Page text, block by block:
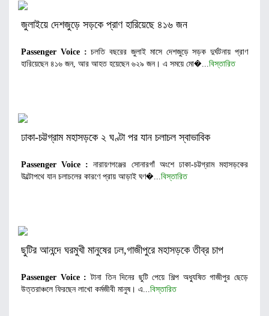
জুলাইয়ে দেশজুড়ে সড়কে প্রাণ হারিয়েছে ৪১৬ জন
Passenger Voice : চলতি বছরের জুলাই মাসে দেশজুড়ে সড়ক দুর্ঘটনায় প্রাণ
হারিয়েছেন ৪১৬ জন, আর আহত হয়েছেন ৬২৯ জন। এ সময়ে মো�... বিস্তারিত
ঢাকা-চট্টগ্রাম মহাসড়কে ২ ঘণ্টা পর যান চলাচল স্বাভাবিক
Passenger Voice : নারায়ণগঞ্জের সোনারগাঁ অংশে ঢাকা-চট্টগ্রাম মহাসড়কের
উল্টোপথে যান চলাচলের কারণে প্রায় আড়াই ঘণ�... বিস্তারিত
ছুটির আনন্দে ঘরমুখী মানুষের ঢল,গাজীপুরে মহাসড়কে তীব্র চাপ
Passenger Voice : টানা তিন দিনের ছুটি পেয়ে শিল্প অধ্যুষিত গাজীপুর ছেড়ে
উত্তরাঞ্চলে ফিরছেন লাখো কর্মজীবী মানুষ। এ... বিস্তারিত